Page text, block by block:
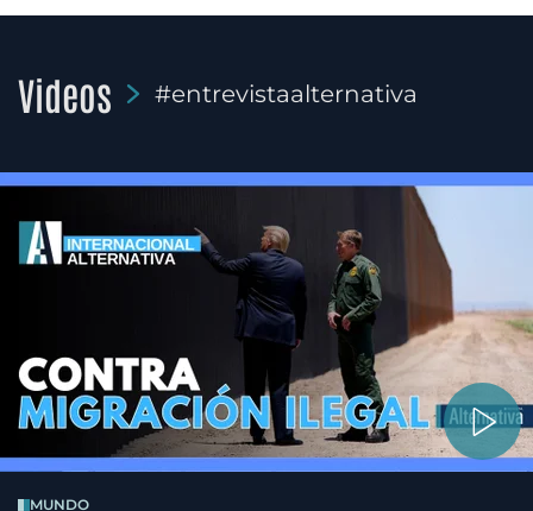
Videos #entrevistaalternativa
MUNDO